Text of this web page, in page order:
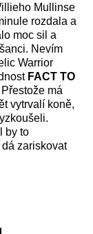
Mullinse
rozdala a
moc sil a
Nevím
Warrior
FACT TO
má
vytrvalí koně,
by to
dá zariskovat